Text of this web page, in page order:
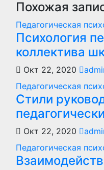
Похожая
Педагогическая
Психология
коллектива
Окт 22, 2020
Педагогическая
Стили
Окт 22, 2020
Педагогическая